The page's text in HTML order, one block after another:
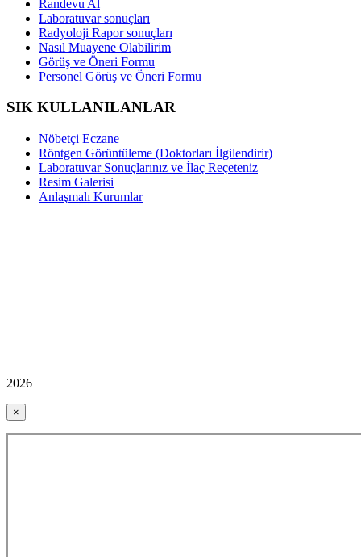
Randevu Al
Laboratuvar sonuçları
Radyoloji Rapor sonuçları
Nasıl Muayene Olabilirim
Görüş ve Öneri Formu
Personel Görüş ve Öneri Formu
SIK KULLANILANLAR
Nöbetçi Eczane
Röntgen Görüntüleme (Doktorları İlgilendirir)
Laboratuvar Sonuçlarınız ve İlaç Reçeteniz
Resim Galerisi
Anlaşmalı Kurumlar
2026
×